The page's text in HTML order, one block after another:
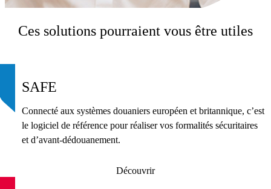
Ces solutions pourraient vous être utiles
SAFE
Connecté aux systèmes douaniers européen et britannique, c’est
le logiciel de référence pour réaliser vos formalités sécuritaires
et d’avant-dédouanement.
Découvrir